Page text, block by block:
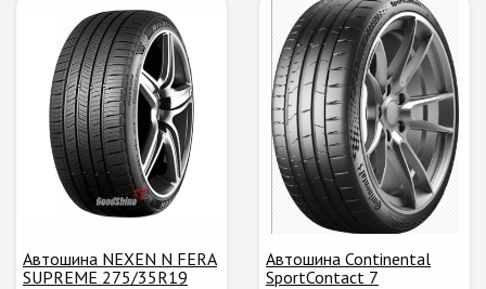
Автошина NEXEN N FERA
SUPREME 275/35R19
Автошина Continental
SportContact 7